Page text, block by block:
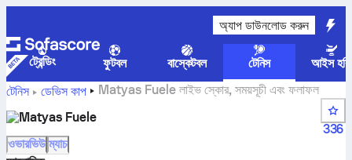
অ্যাপ ডাউনলোড করুন
ট্রেন্ডিং ফুটবল বাস্কেটবল টেনিস
আইস হকি
টেনিস
ডেভিস কাপ
Matyas Fuele লাইভ স্কোর, সময়সূচী এবং ফলাফল
Matyas Fuele
336
ওভারভিউ ম্যাচ